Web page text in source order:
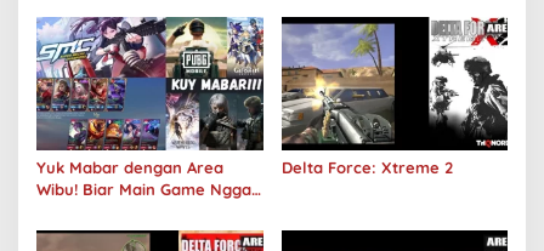
Yuk Mabar dengan Area
Wibu! Biar Main Game Nggak
Delta Force: Xtreme 2